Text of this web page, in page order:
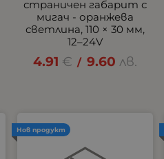
страничен габарит с
мигач - оранжева
светлина, 110 × 30 мм,
12–24V
4.91 € / 9.60 лв.
Нов продукт